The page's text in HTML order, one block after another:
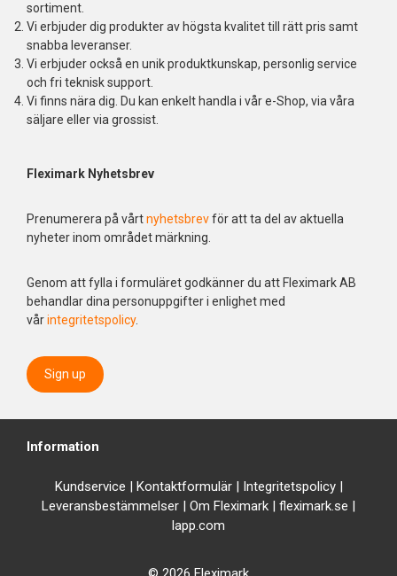
sortiment.
Vi erbjuder dig produkter av högsta kvalitet till rätt pris samt
snabba leveranser.
Vi erbjuder också en unik produktkunskap, personlig service
och fri teknisk support.
Vi finns nära dig. Du kan enkelt handla i vår e-Shop, via våra
säljare eller via grossist.
Fleximark Nyhetsbrev
Prenumerera på vårtnyhetsbrevför att ta del av aktuella
nyheter inom området märkning.
Genom att fylla i formuläret godkänner du att Fleximark AB
behandlar dina personuppgifter i enlighet med
vårintegritetspolicy.
Sign up
Information
Kundservice | Kontaktformulär| Integritetspolicy|
Leveransbestämmelser | Om Fleximark | fleximark.se |
lapp.com